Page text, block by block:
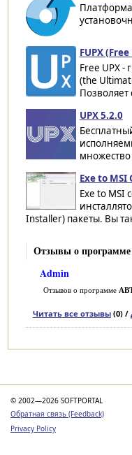
FUPX
Free UPX -
(the
UPX 5.2.0
Exe to
Exe to MSI
Installer) пакеты. Вы
Отзывы о программе
Admin
Отзывов о программе
Читать все отзывы(0) /
© 2002—2026 SOFTPORTAL
Обратная связь (Feedback)
Privacy Policy